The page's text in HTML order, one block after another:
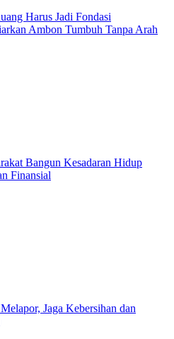
Harus Jadi Fondasi
Ambon Tumbuh Tanpa Arah
Bangun Kesadaran Hidup
Finansial
Jaga Kebersihan dan